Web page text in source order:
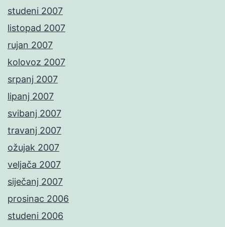
studeni 2007
listopad 2007
rujan 2007
kolovoz 2007
srpanj 2007
lipanj 2007
svibanj 2007
travanj 2007
ožujak 2007
veljača 2007
siječanj 2007
prosinac 2006
studeni 2006